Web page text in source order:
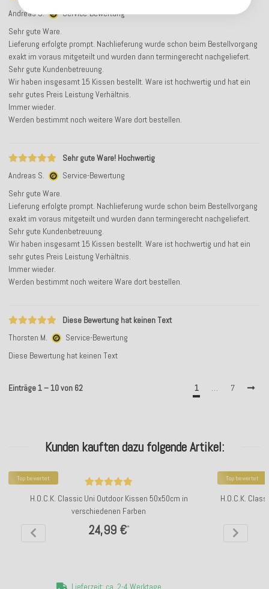
Andreas S.
Service-Bewertung
Sehr gute Ware.
Lieferung erfolgte prompt. Nachlieferung wurde schon beim Bestellvorgang
exakt im voraus mitgeteilt und wurden dann termingerecht nachgeliefert.
Sehr gute Kundenbetreuung.
Wir haben insgesamt 15 Kissen bestellt. Ware ist hochwertig und hat ein
sehr gutes Preis Leistung Verhältnis.
Immer wieder.
Werden bestimmt noch weitere Ware dort bestellen.
Sehr gute Ware! Hochwertig
Andreas S.
Service-Bewertung
Sehr gute Ware.
Lieferung erfolgte prompt. Nachlieferung wurde schon beim Bestellvorgang
exakt im voraus mitgeteilt und wurden dann termingerecht nachgeliefert.
Sehr gute Kundenbetreuung.
Wir haben insgesamt 15 Kissen bestellt. Ware ist hochwertig und hat ein
sehr gutes Preis Leistung Verhältnis.
Immer wieder.
Werden bestimmt noch weitere Ware dort bestellen.
Diese Bewertung hat keinen Text
Thorsten M.
Service-Bewertung
Diese Bewertung hat keinen Text
Einträge 1 – 10 von 62 1 … 7
Kunden kauften dazu folgende Artikel:
Top bewertet
H.O.C.K. Classic Uni Outdoor Kissen 50x50cm in
verschiedenen Farben
24,99 €*
Lieferzeit: ca. 2-4 Werktage
Top bewertet
H.O.C.K.